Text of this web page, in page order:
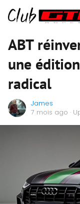
ABT
une
radical
James
7 mois ago ·